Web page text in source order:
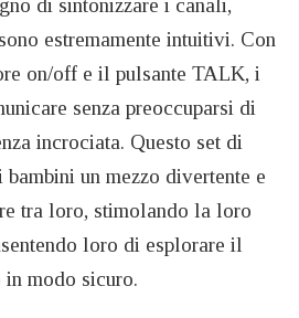
di sintonizzare i canali,
estremamente intuitivi. Con
on/off e il pulsante TALK, i
senza preoccuparsi di
incrociata. Questo set di
un mezzo divertente e
tra loro, stimolando la loro
loro di esplorare il
modo sicuro.